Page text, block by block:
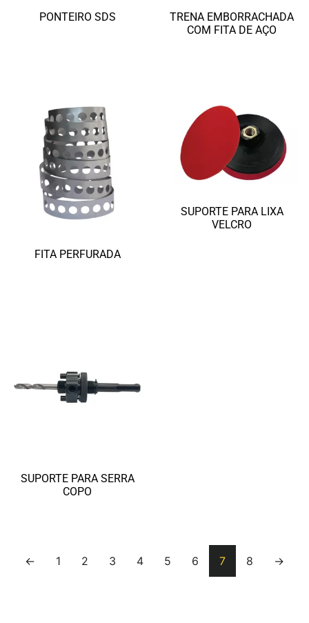
PONTEIRO SDS
TRENA EMBORRACHADA
COM FITA DE AÇO
FITA PERFURADA
SUPORTE PARA LIXA
VELCRO
SUPORTE PARA SERRA
COPO
← 1 2 3 4 5 6 7 8 →